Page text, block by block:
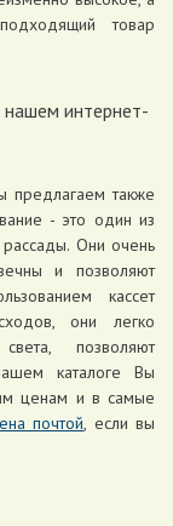
товар
нашем интернет-
предлагаем также
- это один из
Они очень
и позволяют
кассет
они легко
позволяют
каталоге Вы
ценам и в самые
почтой, если вы